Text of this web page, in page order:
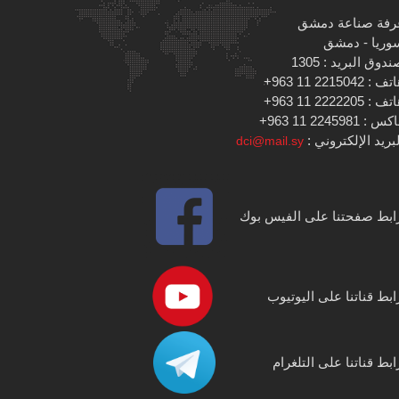
صناعة دمشق
- دمشق
البريد : 1305
: 2215042 11 963+
: 2222205 11 963+
: 2245981 11 963+
الإلكتروني : dci@mail.sy
صفحتنا على الفيس بوك
قناتنا على اليوتيوب
قناتنا على التلغرام